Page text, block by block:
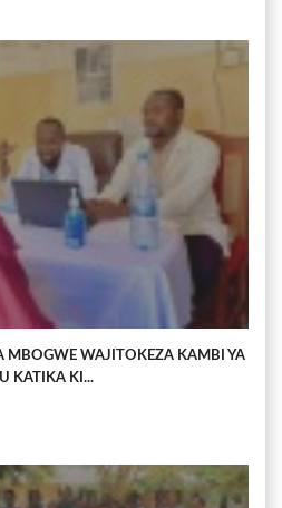
MBOGWE WAJITOKEZA KAMBI YA
KATIKA KI...